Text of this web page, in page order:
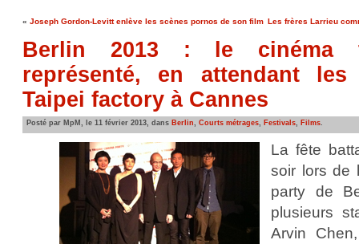
« Joseph Gordon-Levitt enlève les scènes pornos de son film Les frères Larrieu
Berlin 2013 : le cinéma
représenté, en attendant
Taipei factory à Cannes
Posté par MpM, le 11 février 2013, dans Berlin, Courts métrages, Festivals, Films.
La fête
soir lors de
party de
plusieurs
Arvin